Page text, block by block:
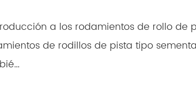
a los rodamientos de rollo de pista tipo
de rodillos de pista tipo semental? A rodamiento de seguimiento tipo